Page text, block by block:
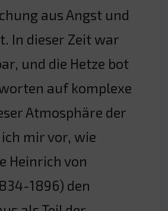
aus Angst und
In dieser Zeit war
und die Hetze bot
auf komplexe
Atmosphäre der
mir vor, wie
Heinrich von
1896) den